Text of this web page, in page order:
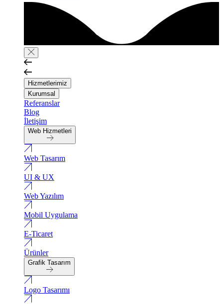
Hizmetlerimiz
Kurumsal
Referanslar
Blog
İletişim
Web Hizmetleri
Web Tasarım
UI & UX
Web Yazılım
Mobil Uygulama
E-Ticaret
Ürünler
Grafik Tasarım
Logo Tasarımı